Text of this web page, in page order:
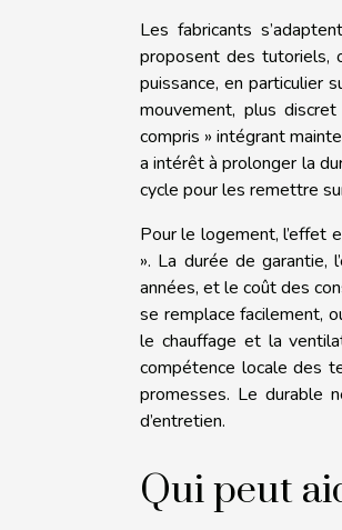
Les fabricants
proposent des tutoriels,
puissance, en particulier
mouvement, plus
compris » intégrant
a intérêt à prolonger la
cycle pour les remettre
Pour le logement, l’effet
». La durée de garantie,
années, et le coût des
se remplace facilement,
le chauffage et la
compétence locale des
promesses. Le durable
d’entretien.
Qui peut